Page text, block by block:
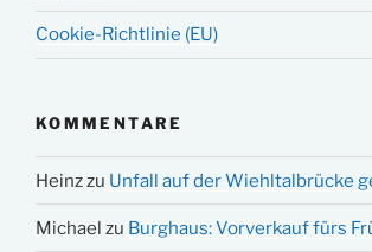
Cookie-Richtlinie (EU)
KOMMENTARE
Heinzzu Unfall auf der Wiehltalbrücke
Michael zu Burghaus: Vorverkauf fürs